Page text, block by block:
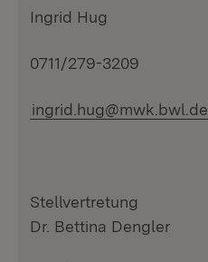
Ingrid Hug
0711/279-3209
ingrid.hug@mwk.bwl.de
Stellvertretung
Dr. Bettina Dengler